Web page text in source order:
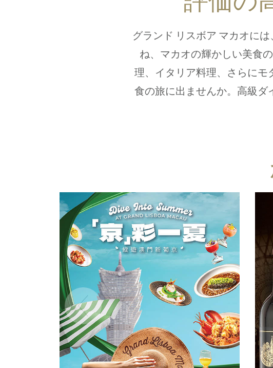
グランド リスボア マカオに
ね、マカオの輝かしい美食
理、イタリア料理、さらにモ
食の旅に出ませんか。高級ダ